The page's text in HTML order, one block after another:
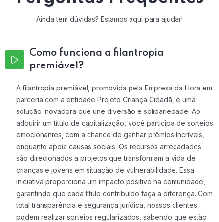
Ainda tem dúvidas? Estamos aqui para ajudar!
Como funciona a filantropia
premiável?
A filantropia premiável, promovida pela Empresa da Hora em
parceria com a entidade Projeto Criança Cidadã, é uma
solução inovadora que une diversão e solidariedade. Ao
adquirir um título de capitalização, você participa de sorteios
emocionantes, com a chance de ganhar prêmios incríveis,
enquanto apoia causas sociais. Os recursos arrecadados
são direcionados a projetos que transformam a vida de
crianças e jovens em situação de vulnerabilidade. Essa
iniciativa proporciona um impacto positivo na comunidade,
garantindo que cada título contribuído faça a diferença. Com
total transparência e segurança jurídica, nossos clientes
podem realizar sorteios regularizados, sabendo que estão